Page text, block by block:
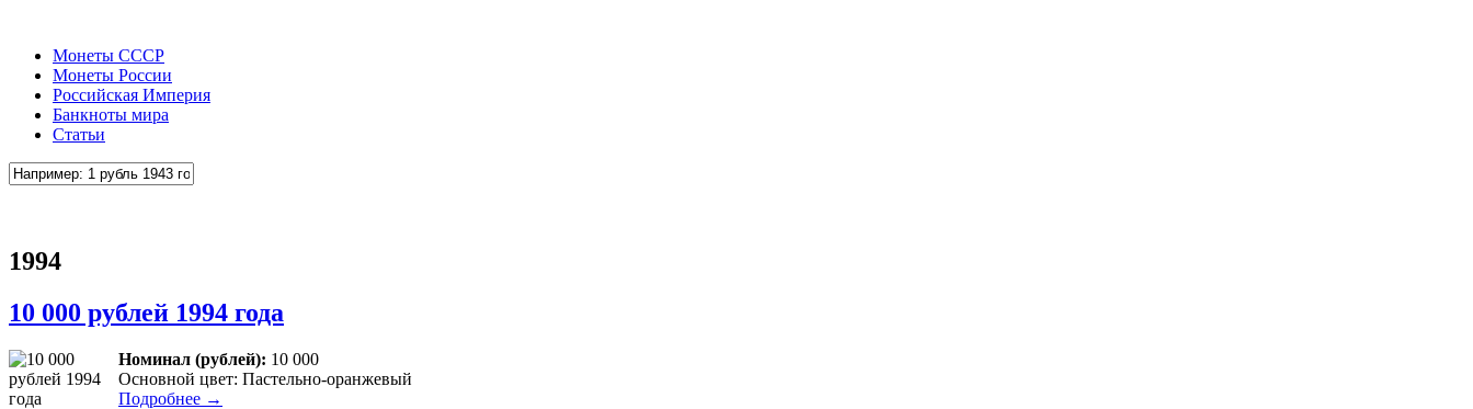
Монеты СССР
Монеты России
Российская Империя
Банкноты мира
Статьи
1994
10 000 рублей 1994 года
Номинал (рублей): 10 000
Основной цвет: Пастельно-оранжевый
Подробнее →